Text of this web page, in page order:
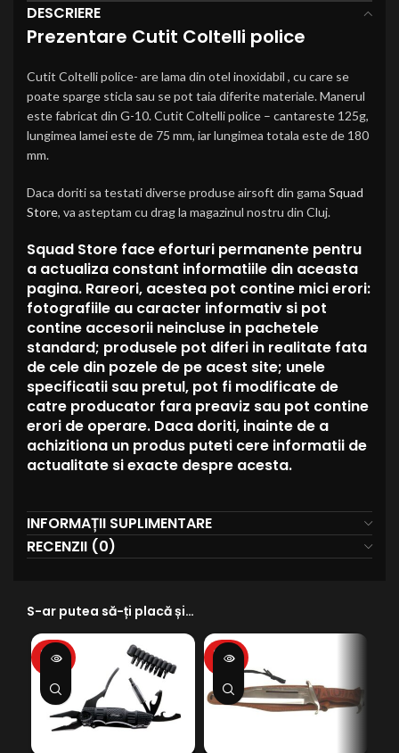
DESCRIERE
Prezentare Cutit Coltelli police
Cutit Coltelli police- are lama din otel inoxidabil , cu care se
poate sparge sticla sau se pot taia diferite materiale. Manerul
este fabricat din G-10. Cutit Coltelli police – cantareste 125g,
lungimea lamei este de 75 mm, iar lungimea totala este de 180
mm.
Daca doriti sa testati diverse produse airsoft din gama Squad
Store, va asteptam cu drag la magazinul nostru din Cluj.
Squad Store face eforturi permanente pentru
a actualiza constant informatiile din aceasta
pagina. Rareori, acestea pot contine mici erori:
fotografiile au caracter informativ si pot
contine accesorii neincluse in pachetele
standard; produsele pot diferi in realitate fata
de cele din pozele de pe acest site; unele
specificatii sau pretul, pot fi modificate de
catre producator fara preaviz sau pot contine
erori de operare. Daca doriti, inainte de a
achizitiona un produs puteti cere informatii de
actualitate si exacte despre acesta.
INFORMAȚII SUPLIMENTARE
RECENZII (0)
S-ar putea să-ți placă și…
SOLD
OUT
SOLD
OUT